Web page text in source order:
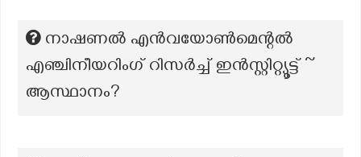
നാഷണൽ എൻവയോൺമെന്റൽ
എഞ്ചിനീയറിംഗ് റിസർച്ച് ഇൻസ്റ്റിറ്റ്യൂട്ട് ~
ആസ്ഥാനം?